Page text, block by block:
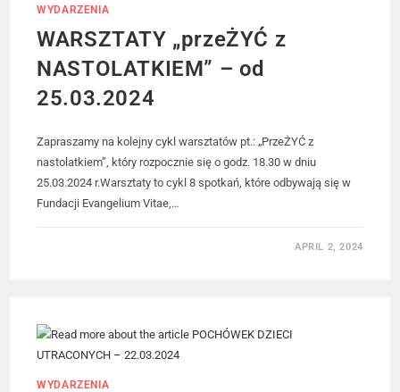
WYDARZENIA
WARSZTATY „przeŻYĆ z
NASTOLATKIEM” – od
25.03.2024
Zapraszamy na kolejny cykl warsztatów pt.: „PrzeŻYĆ z
nastolatkiem”, który rozpocznie się o godz. 18.30 w dniu
25.03.2024 r.Warsztaty to cykl 8 spotkań, które odbywają się w
Fundacji Evangelium Vitae,…
APRIL 2, 2024
WYDARZENIA